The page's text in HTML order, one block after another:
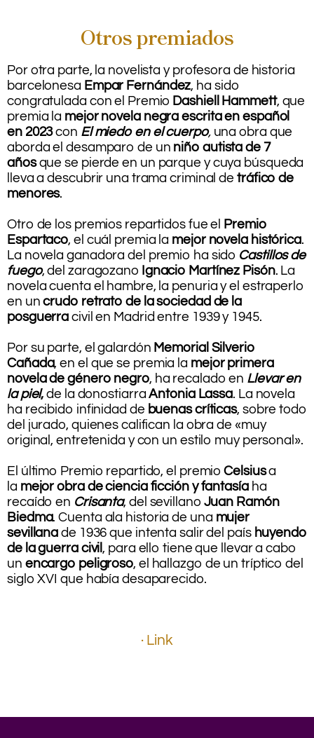
Otros premiados
Por otra parte, la novelista y profesora de historia
barcelonesa Empar Fernández, ha sido
congratulada con el Premio Dashiell Hammett, que
premia la mejor novela negra escrita en español
en 2023con El miedo en el cuerpo, una obra que
aborda el desamparo de un niño autista de 7
añosque se pierde en un parque y cuya búsqueda
lleva a descubrir una trama criminal de tráfico de
menores.
Otro de los premios repartidos fue el Premio
Espartaco, el cuál premia la mejor novela histórica.
La novela ganadora del premio ha sido Castillos de
fuego, del zaragozano Ignacio Martínez Pisón. La
novela cuenta el hambre, la penuria y el estraperlo
en uncrudo retrato de la sociedad de la
posguerra civil en Madrid entre 1939 y 1945.
Por su parte, el galardón Memorial Silverio
Cañada, en el que se premia la mejor primera
novela de género negro, ha recalado en Llevar en
la piel, de la donostiarraAntonia Lassa. La novela
ha recibido infinidad de buenas críticas, sobre todo
del jurado, quienes califican la obra de «muy
original, entretenida y con un estilo muy personal».
El último Premio repartido, el premioCelsiusa
la mejor obra de ciencia ficción y fantasíaha
recaído en Crisanta, del sevillano Juan Ramón
Biedma. Cuenta ala historia de una mujer
sevillana de 1936 que intenta salir del país huyendo
de la guerra civil , para ello tiene que llevar a cabo
un encargo peligroso, el hallazgo de un tríptico del
siglo XVI que había desaparecido.
· Link